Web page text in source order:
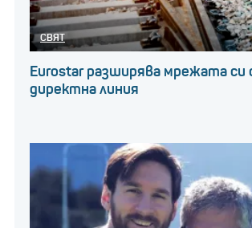
СВЯТ
Eurostar разширява мрежата си
директна линия